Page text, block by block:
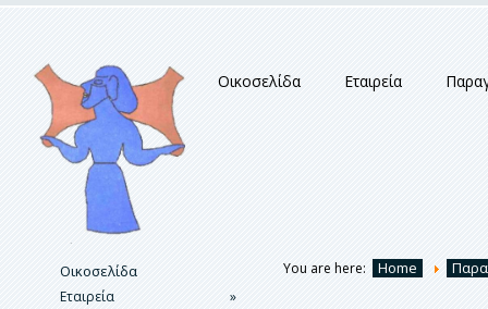
Οικοσελίδα Εταιρεία
You are here: Home
Οικοσελίδα
Εταιρεία
»